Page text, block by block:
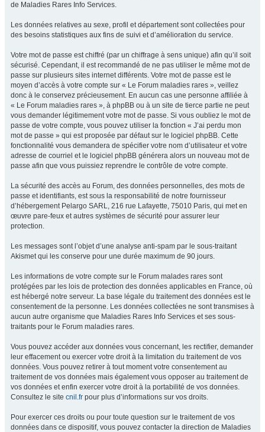
de Maladies Rares Info Services.
Les données relatives au sexe, profil et département sont collectées pour
des besoins statistiques aux fins de suivi et d’amélioration du service.
Votre mot de passe est chiffré (par un chiffrage à sens unique) afin qu’il soit
sécurisé. Cependant, il est recommandé de ne pas utiliser le même mot de
passe sur plusieurs sites internet différents. Votre mot de passe est le
moyen d’accès à votre compte sur « Le Forum maladies rares », veillez
donc à le conservez précieusement. En aucun cas une personne affiliée à
« Le Forum maladies rares », à phpBB ou à un site de tierce partie ne peut
vous demander légitimement votre mot de passe. Si vous oubliez le mot de
passe de votre compte, vous pouvez utiliser la fonction « J’ai perdu mon
mot de passe » qui est proposée par défaut sur le logiciel phpBB. Cette
fonctionnalité vous demandera de spécifier votre nom d’utilisateur et votre
adresse de courriel et le logiciel phpBB générera alors un nouveau mot de
passe afin que vous puissiez reprendre le contrôle de votre compte.
La sécurité des accès au Forum, des données personnelles, des mots de
passe et identifiants, est sous la responsabilité de notre fournisseur
d’hébergement Pelargo SARL, 216 rue Lafayette, 75010 Paris, qui met en
œuvre pare-feux et autres systèmes de sécurité pour assurer leur
protection.
Les messages sont l’objet d’une analyse anti-spam par le sous-traitant
Akismet qui les conserve pour une durée maximum de 90 jours.
Les informations de votre compte sur le Forum malades rares sont
protégées par les lois de protection des données applicables en France, où
est hébergé notre serveur. La base légale du traitement des données est le
consentement de la personne. Les données collectées ne sont transmises à
aucun autre organisme que Maladies Rares Info Services et ses sous-
traitants pour le Forum maladies rares.
Vous pouvez accéder aux données vous concernant, les rectifier, demander
leur effacement ou exercer votre droit à la limitation du traitement de vos
données. Vous pouvez retirer à tout moment votre consentement au
traitement de vos données mais également vous opposer au traitement de
vos données et enfin exercer votre droit à la portabilité de vos données.
Consultez le site cnil.fr pour plus d’informations sur vos droits.
Pour exercer ces droits ou pour toute question sur le traitement de vos
données dans ce dispositif, vous pouvez contacter la direction de Maladies